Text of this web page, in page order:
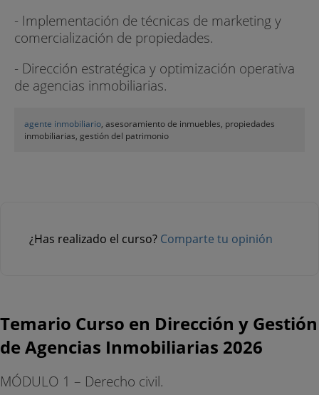
- Implementación de técnicas de marketing y
comercialización de propiedades.
- Dirección estratégica y optimización operativa
de agencias inmobiliarias.
agente inmobiliario, asesoramiento de inmuebles, propiedades
inmobiliarias, gestión del patrimonio
¿Has realizado el curso? Comparte tu opinión
Temario Curso en Dirección y Gestión
de Agencias Inmobiliarias 2026
MÓDULO 1 – Derecho civil.